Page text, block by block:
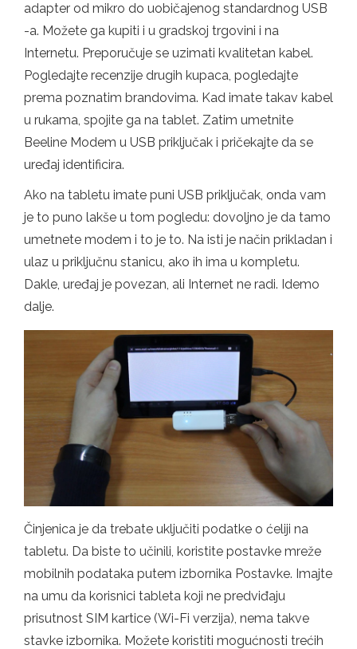
adapter od mikro do uobičajenog standardnog USB
-a. Možete ga kupiti i u gradskoj trgovini i na
Internetu. Preporučuje se uzimati kvalitetan kabel.
Pogledajte recenzije drugih kupaca, pogledajte
prema poznatim brandovima. Kad imate takav kabel
u rukama, spojite ga na tablet. Zatim umetnite
Beeline Modem u USB priključak i pričekajte da se
uređaj identificira.
Ako na tabletu imate puni USB priključak, onda vam
je to puno lakše u tom pogledu: dovoljno je da tamo
umetnete modem i to je to. Na isti je način prikladan i
ulaz u priključnu stanicu, ako ih ima u kompletu.
Dakle, uređaj je povezan, ali Internet ne radi. Idemo
dalje.
Činjenica je da trebate uključiti podatke o ćeliji na
tabletu. Da biste to učinili, koristite postavke mreže
mobilnih podataka putem izbornika Postavke. Imajte
na umu da korisnici tableta koji ne predviđaju
prisutnost SIM kartice (Wi-Fi verzija), nema takve
stavke izbornika. Možete koristiti mogućnosti trećih